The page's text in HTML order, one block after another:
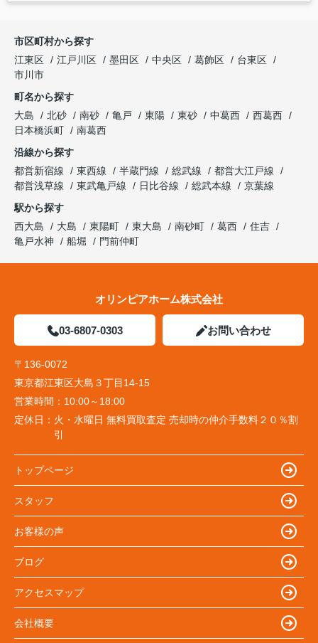
市区町村から探す
江東区
江戸川区 墨田区 中央区 葛飾区
台東区
市川市
町名から探す
大島
北砂 南砂 亀戸 東陽 東砂 中葛西
西葛西
日本橋浜町
南葛西
沿線から探す
都営新宿線
東西線 半蔵門線 総武線
都営大江戸線
都営浅草線
東武亀戸線 日比谷線 総武本線
京葉線
駅から探す
西大島
大島 東陽町 東大島 南砂町 葛西
住吉
亀戸水神
船堀 門前仲町
オリンピアホーム株式会社
03-6807-0303 お問い合わせ
〒136-0072
東京都江東区大島３丁目14-15
営業時間： 10:00～18:00
定休日： 火・水曜日 無料買取査定 売却時の仲介手数料２０％割
引
トップページ
スタッフ
お客様の声
ブログ
アクセスマップ
会社概要